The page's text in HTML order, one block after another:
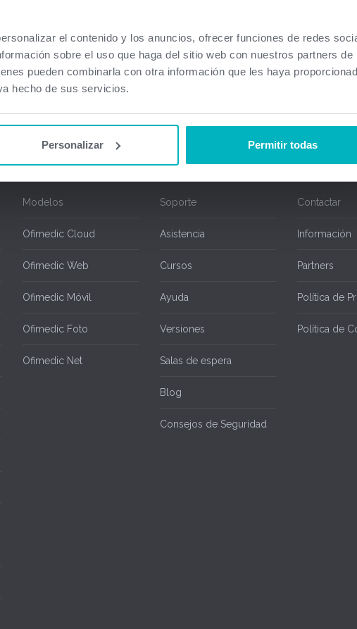
el contenido y los anuncios, ofrecer funciones de redes
sobre el uso que haga del sitio web con nuestros partners de
pueden combinarla con otra información que les haya
hecho de sus servicios.
Personalizar Permitir todas
usar Ofimedic Net con contrato de mantenimiento en vigor, si desea
envíe un email a
de las actualizaciones sin ningún tipo de coste adicional.
las mejoras realizadas sobre Ofimedic a partir de su versión actual.
Modelos
Ofimedic Cloud
Ofimedic Web
Ofimedic Móvil
Ofimedic Foto
Ofimedic Net
Soporte
Asistencia
Cursos
Ayuda
Versiones
Salas de espera
Blog
Consejos de Seguridad
Contactar
Información
Partners
Política de
Política de